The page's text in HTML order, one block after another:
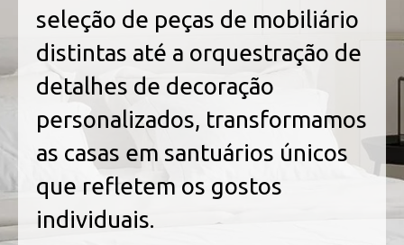
seleção de peças de mobiliário
distintas até a orquestração de
detalhes de decoração
personalizados, transformamos
as casas em santuários únicos
que refletem os gostos
individuais.